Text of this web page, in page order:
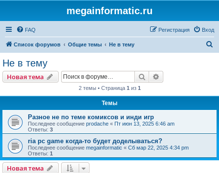
megainformatic.ru
FAQ Вход
Регистрация
Список форумов Общие темы Не в тему
Не в тему
Новая тема Поиск
2 темы • Страница 1 из 1
Темы
Разное не по теме комиксов и инди игр
Последнее сообщение prodache « Пт июн 13, 2025 6:46 am
Ответы: 3
ria pc game когда-то будет доделываться?
Последнее сообщение megainformatic « Сб мар 22, 2025 4:34 pm
Ответы: 1
Новая тема